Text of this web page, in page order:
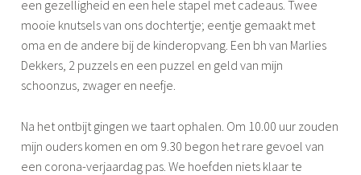
een gezelligheid en een hele stapel met cadeaus. Twee
mooie knutsels van ons dochtertje; eentje gemaakt met
oma en de andere bij de kinderopvang. Een bh van Marlies
Dekkers, 2 puzzels en een puzzel en geld van mijn
schoonzus, zwager en neefje.
Na het ontbijt gingen we taart ophalen. Om 10.00 uur zouden
mijn ouders komen en om 9.30 begon het rare gevoel van
een corona-verjaardag pas. We hoefden niets klaar te